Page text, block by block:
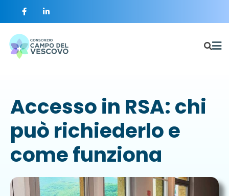
Accesso in RSA: chi
può richiederlo e
come funziona